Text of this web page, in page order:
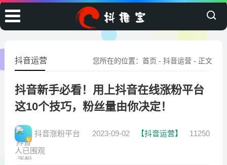
您所在的位置：首页 -抖音运营 - 正文
抖音运营
抖音新手必看！用上抖音在线涨粉平台
这10个技巧，粉丝量由你决定！
抖音涨粉平台 2023-09-02 【抖音运营】
11250
人已围观